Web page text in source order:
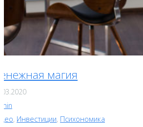
магия
, Инвестиции, Психономика